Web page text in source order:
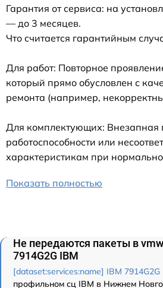
Гарантия от сервиса: на
— до 3 месяцев.
Что считается гарантийным
Для работ: Повторное
который прямо обусловлен с
ремонта (например,
Для комплектующих: Внезапная
работоспособности или
характеристикам при
Показать полностью
Не передаются пакеты в
7914G2G IBM
[dataset:services:name] IBM 7914G2G
профильном сц IBM в Нижнем